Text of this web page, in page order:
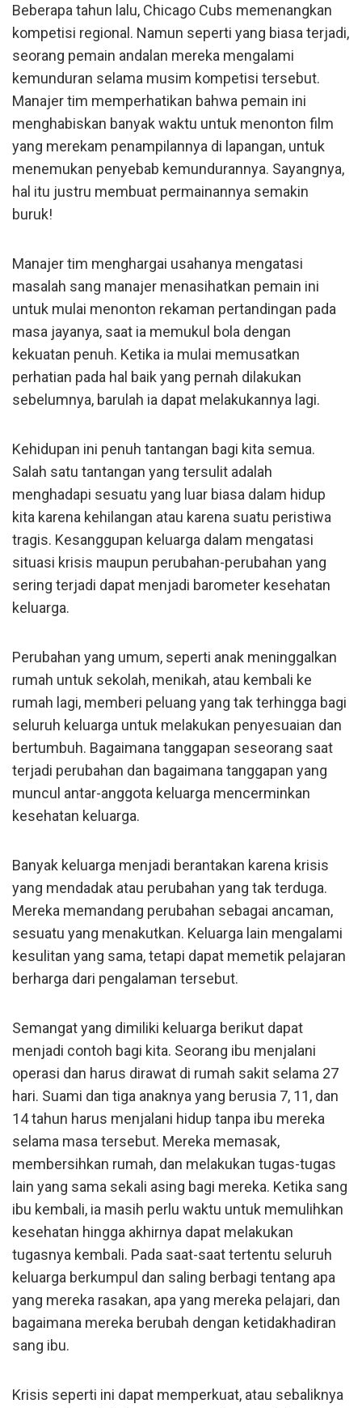
Beberapa tahun lalu, Chicago Cubs memenangkan
kompetisi regional. Namun seperti yang biasa terjadi,
seorang pemain andalan mereka mengalami
kemunduran selama musim kompetisi tersebut.
Manajer tim memperhatikan bahwa pemain ini
menghabiskan banyak waktu untuk menonton film
yang merekam penampilannya di lapangan, untuk
menemukan penyebab kemundurannya. Sayangnya,
hal itu justru membuat permainannya semakin
buruk!
Manajer tim menghargai usahanya mengatasi
masalah sang manajer menasihatkan pemain ini
untuk mulai menonton rekaman pertandingan pada
masa jayanya, saat ia memukul bola dengan
kekuatan penuh. Ketika ia mulai memusatkan
perhatian pada hal baik yang pernah dilakukan
sebelumnya, barulah ia dapat melakukannya lagi.
Kehidupan ini penuh tantangan bagi kita semua.
Salah satu tantangan yang tersulit adalah
menghadapi sesuatu yang luar biasa dalam hidup
kita karena kehilangan atau karena suatu peristiwa
tragis. Kesanggupan keluarga dalam mengatasi
situasi krisis maupun perubahan-perubahan yang
sering terjadi dapat menjadi barometer kesehatan
keluarga.
Perubahan yang umum, seperti anak meninggalkan
rumah untuk sekolah, menikah, atau kembali ke
rumah lagi, memberi peluang yang tak terhingga bagi
seluruh keluarga untuk melakukan penyesuaian dan
bertumbuh. Bagaimana tanggapan seseorang saat
terjadi perubahan dan bagaimana tanggapan yang
muncul antar-anggota keluarga mencerminkan
kesehatan keluarga.
Banyak keluarga menjadi berantakan karena krisis
yang mendadak atau perubahan yang tak terduga.
Mereka memandang perubahan sebagai ancaman,
sesuatu yang menakutkan. Keluarga lain mengalami
kesulitan yang sama, tetapi dapat memetik pelajaran
berharga dari pengalaman tersebut.
Semangat yang dimiliki keluarga berikut dapat
menjadi contoh bagi kita. Seorang ibu menjalani
operasi dan harus dirawat di rumah sakit selama 27
hari. Suami dan tiga anaknya yang berusia 7, 11, dan
14 tahun harus menjalani hidup tanpa ibu mereka
selama masa tersebut. Mereka memasak,
membersihkan rumah, dan melakukan tugas-tugas
lain yang sama sekali asing bagi mereka. Ketika sang
ibu kembali, ia masih perlu waktu untuk memulihkan
kesehatan hingga akhirnya dapat melakukan
tugasnya kembali. Pada saat-saat tertentu seluruh
keluarga berkumpul dan saling berbagi tentang apa
yang mereka rasakan, apa yang mereka pelajari, dan
bagaimana mereka berubah dengan ketidakhadiran
sang ibu.
Krisis seperti ini dapat memperkuat, atau sebaliknya